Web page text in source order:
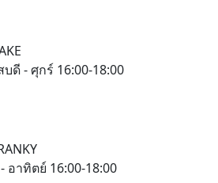
ดี - ศุกร์ 16:00-18:00
- อาทิตย์ 16:00-18:00